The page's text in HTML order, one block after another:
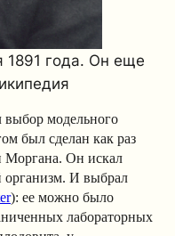
1891 года. Он еще
выбор модельного
был сделан как раз
Моргана. Он искал
организм. И выбрал
): ее можно было
лабораторных